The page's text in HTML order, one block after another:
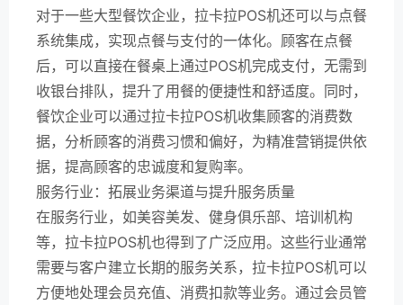
对于一些大型餐饮企业，拉卡拉POS机还可以与点餐
系统集成，实现点餐与支付的一体化。顾客在点餐
后，可以直接在餐桌上通过POS机完成支付，无需到
收银台排队，提升了用餐的便捷性和舒适度。同时，
餐饮企业可以通过拉卡拉POS机收集顾客的消费数
据，分析顾客的消费习惯和偏好，为精准营销提供依
据，提高顾客的忠诚度和复购率。
服务行业：拓展业务渠道与提升服务质量
在服务行业，如美容美发、健身俱乐部、培训机构
等，拉卡拉POS机也得到了广泛应用。这些行业通常
需要与客户建立长期的服务关系，拉卡拉POS机可以
方便地处理会员充值、消费扣款等业务。通过会员管